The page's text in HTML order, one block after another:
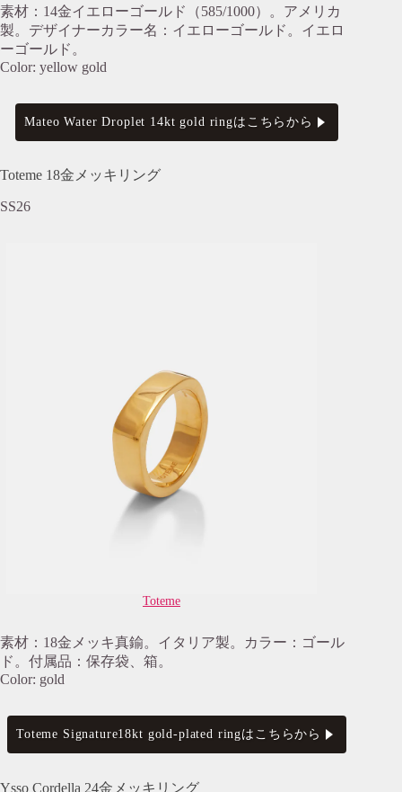
素材：14金イエローゴールド（585/1000）。アメリカ
製。デザイナーカラー名：イエローゴールド。イエロ
ーゴールド。
Color: yellow gold
Mateo Water Droplet 14kt gold ringはこちらから
Toteme 18金メッキリング
SS26
Toteme
素材：18金メッキ真鍮。イタリア製。カラー：ゴール
ド。付属品：保存袋、箱。
Color: gold
Toteme Signature18kt gold-plated ringはこちらから
Ysso Cordella 24金メッキリング